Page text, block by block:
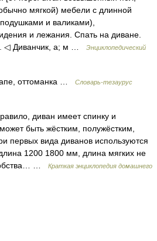
мягкой) мебели с длинной
и валиками),
и лежания. Спать на диване.
◁ Диванчик, а; м …
Энциклопедический
оттоманка …
Словарь-тезаурус
диван имеет спинку и
быть жёстким, полужёстким,
первых вида диванов используются
1200 1800 мм, длина мягких не
…
Краткая энциклопедия домашнего